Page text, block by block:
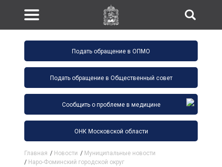
Подать обращение в ОПМО
Подать обращение в Общественный совет
Сообщить о проблеме в медицине
ОНК Московской области
Главная / Новости / Муниципальные новости
/ Наро-Фоминский городской округ